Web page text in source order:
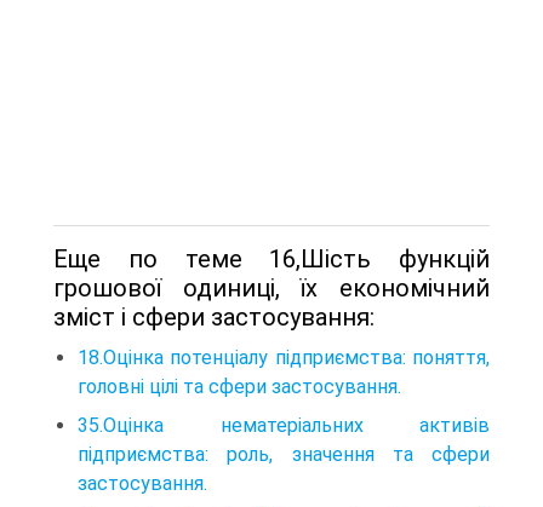
Еще по теме 16,Шість функцій
грошової одиниці, їх економічний
зміст і сфери застосування:
18.Оцінка потенціалу підприємства: поняття,
головні цілі та сфери застосування.
35.Оцінка нематеріальних активів
підприємства: роль, значення та сфери
застосування.